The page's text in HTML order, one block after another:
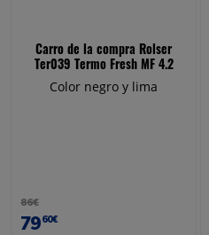
Carro de la compra Rolser
Ter039 Termo Fresh MF 4.2
Color negro y lima
86€
79 60€